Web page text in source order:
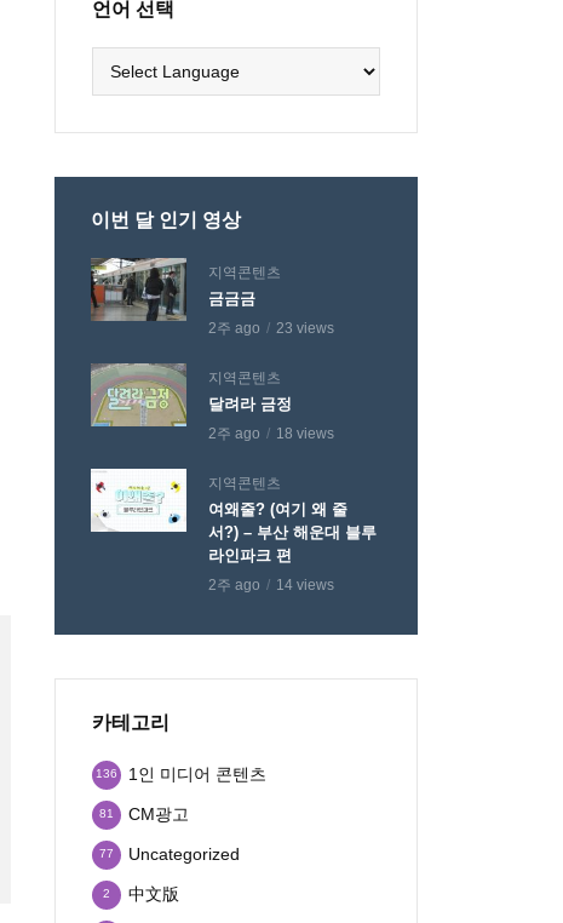
언어 선택
이번 달 인기 영상
지역콘텐츠
금금금
2주 ago 23 views
지역콘텐츠
달려라 금정
2주 ago 18 views
지역콘텐츠
여왜줄? (여기 왜 줄
서?) – 부산 해운대 블루
라인파크 편
2주 ago 14 views
카테고리
1인 미디어 콘텐츠
136
CM광고
81
Uncategorized
77
中文版
2